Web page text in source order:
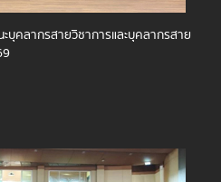
บุคลากรสายวิชาการและบุคลากรสาย